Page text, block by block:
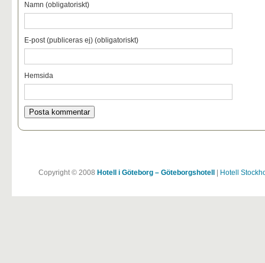
Namn (obligatoriskt)
E-post (publiceras ej) (obligatoriskt)
Hemsida
Copyright © 2008 Hotell i Göteborg – Göteborgshotell Hotell